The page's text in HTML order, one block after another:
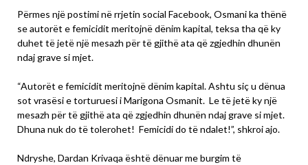
Përmes një postimi në rrjetin social Facebook, Osmani ka thënë
se autorët e femicidit meritojnë dënim kapital, teksa tha që ky
duhet të jetë një mesazh për të gjithë ata që zgjedhin dhunën
ndaj grave si mjet.
“Autorët e femicidit meritojnë dënim kapital. Ashtu siç u dënua
sot vrasësi e torturuesi i Marigona Osmanit. Le të jetë ky një
mesazh për të gjithë ata që zgjedhin dhunën ndaj grave si mjet.
Dhuna nuk do të tolerohet! Femicidi do të ndalet!”, shkroi ajo.
Ndryshe, Dardan Krivaqa është dënuar me burgim të